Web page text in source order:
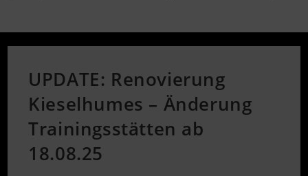
UPDATE: Renovierung
Kieselhumes – Änderung
Trainingsstätten ab
18.08.25